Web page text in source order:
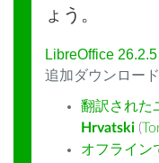
ょう。
LibreOffice
追加ダウンロー
翻訳された
Hrvatski (
オフライン